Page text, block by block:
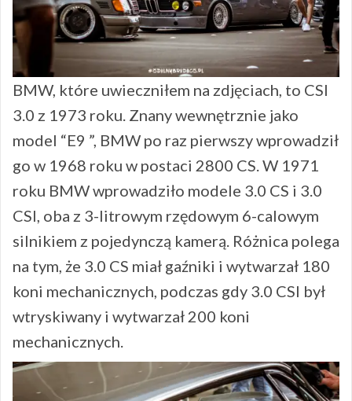
BMW, które uwieczniłem na zdjęciach, to CSI
3.0 z 1973 roku. Znany wewnętrznie jako
model “E9 ”, BMW po raz pierwszy wprowadził
go w 1968 roku w postaci 2800 CS. W 1971
roku BMW wprowadziło modele 3.0 CS i 3.0
CSI, oba z 3-litrowym rzędowym 6-calowym
silnikiem z pojedynczą kamerą. Różnica polega
na tym, że 3.0 CS miał gaźniki i wytwarzał 180
koni mechanicznych, podczas gdy 3.0 CSI był
wtryskiwany i wytwarzał 200 koni
mechanicznych.